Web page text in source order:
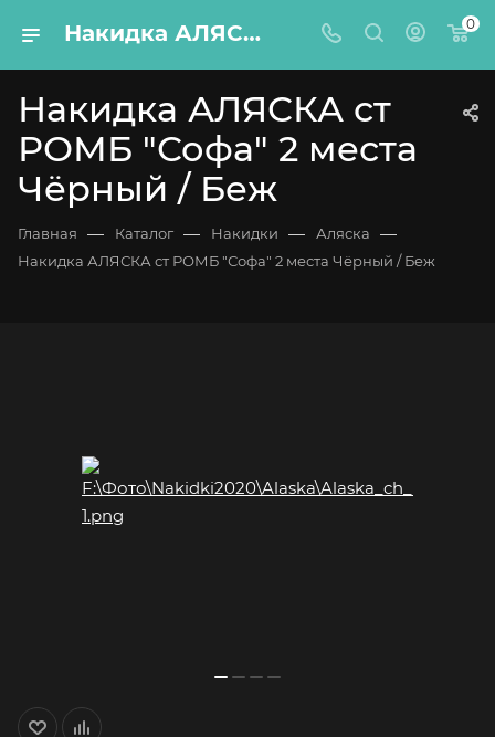
Накидка АЛЯСКА ст РОМБ "Софа" 2 места Чёрный / Беж 0
Накидка АЛЯСКА ст
РОМБ "Софа" 2 места
Чёрный / Беж
Главная — Каталог — Накидки — Аляска —
Накидка АЛЯСКА ст РОМБ "Софа" 2 места Чёрный / Беж